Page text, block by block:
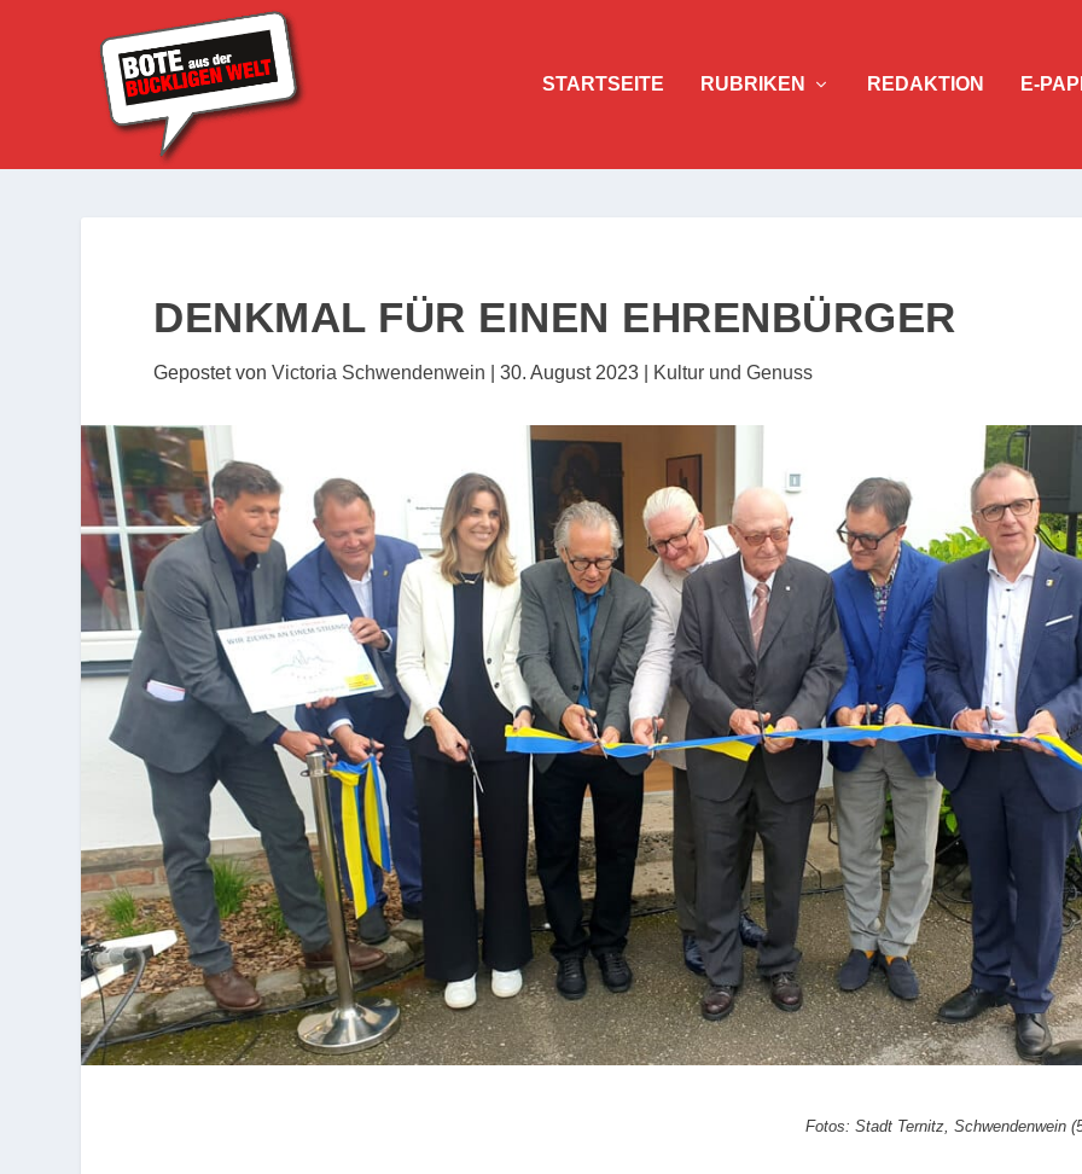
STARTSEITE RUBRIKEN REDAKTION E-
DENKMAL FÜR EINEN EHRENBÜRGER
Gepostet vonVictoria Schwendenwein |30. August 2023 Kultur und Genuss
Fotos: Stadt Ternitz, Schwendenwein